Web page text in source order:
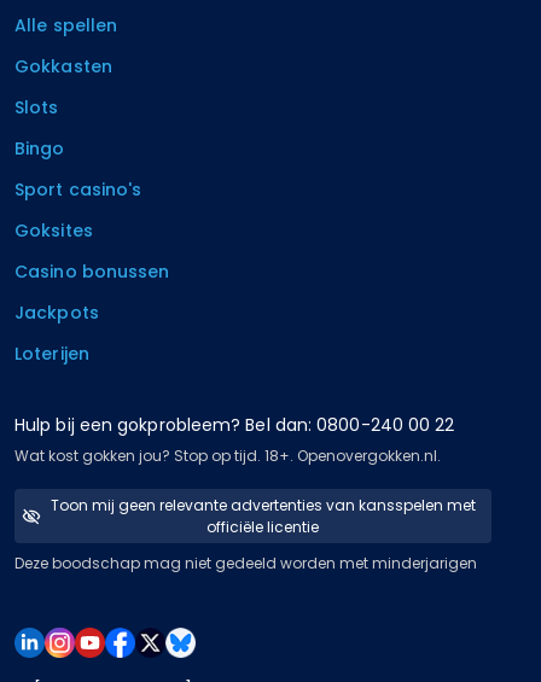
Alle spellen
Gokkasten
Slots
Bingo
Sport casino's
Goksites
Casino bonussen
Jackpots
Loterijen
Hulp bij een gokprobleem? Bel dan: 0800-240 00 22
Wat kost gokken jou? Stop op tijd. 18+. Openovergokken.nl.
Toon mij geen relevante advertenties van kansspelen met
officiële licentie
Deze boodschap mag niet gedeeld worden met minderjarigen